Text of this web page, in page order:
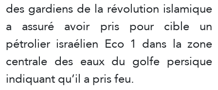
des gardiens de la révolution islamique
a assuré avoir pris pour cible un
pétrolier israélien Eco 1 dans la zone
centrale des eaux du golfe persique
indiquant qu’il a pris feu.